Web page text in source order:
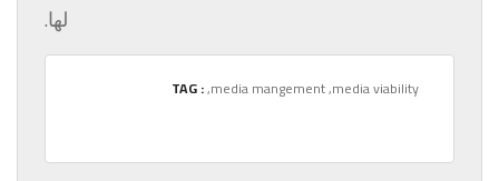
لها.
TAG :,media mangement,media viability